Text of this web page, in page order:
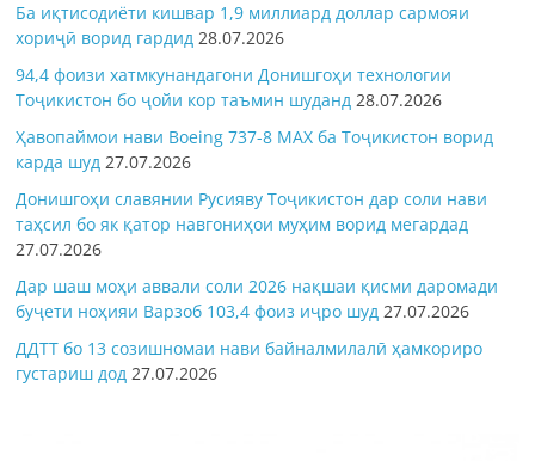
Ба иқтисодиёти кишвар 1,9 миллиард доллар сармояи
хориҷӣ ворид гардид 28.07.2026
94,4 фоизи хатмкунандагони Донишгоҳи технологии
Тоҷикистон бо ҷойи кор таъмин шуданд 28.07.2026
Ҳавопаймои нави Boeing 737-8 MAX ба Тоҷикистон ворид
карда шуд 27.07.2026
Донишгоҳи славянии Русияву Тоҷикистон дар соли нави
таҳсил бо як қатор навгониҳои муҳим ворид мегардад
27.07.2026
Дар шаш моҳи аввали соли 2026 нақшаи қисми даромади
буҷети ноҳияи Варзоб 103,4 фоиз иҷро шуд 27.07.2026
ДДТТ бо 13 созишномаи нави байналмилалӣ ҳамкориро
густариш дод 27.07.2026